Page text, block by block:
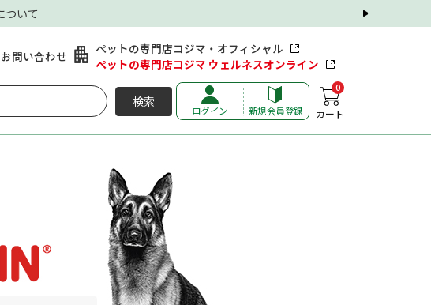
ついて
お問い合わせ
ペットの専門店コジマ・オフィシャル
ペットの専門店コジマ ウェルネスオンライン
検索
ログイン 新規会員登録
0
カート